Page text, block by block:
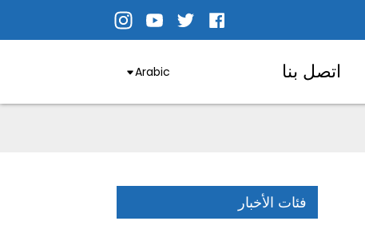
اتصل بنا Arabic
فئات الأخبار